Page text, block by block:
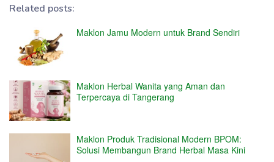
Related posts:
Maklon Jamu Modern untuk Brand Sendiri
Maklon Herbal Wanita yang Aman dan
Terpercaya di Tangerang
Maklon Produk Tradisional Modern BPOM:
Solusi Membangun Brand Herbal Masa Kini